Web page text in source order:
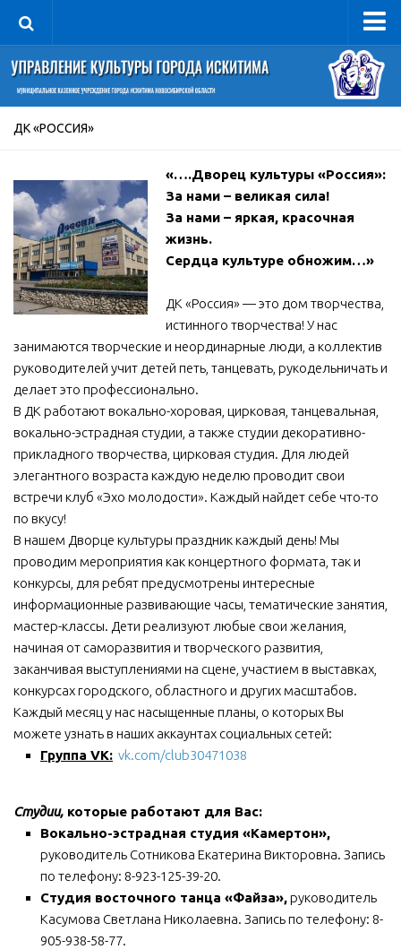
Управление
Руководитель
Сведения об организации
Книга почета культуры
Фотогалерея
Документы
Учредительные документы
Правовая база
Противодействие коррупции
Отчеты о деятельности
Учреждения культуры
МБУ Дом культуры «Октябрь»
МБОУ ДО «Детская школа искусств»
МБОУ ДО «Детская музыкальная школа»
МБУК «Искитимский городской историко-художественный
музей»
МБУ Парк культуры и отдыха им. И.В. Коротеева
МБУК «Централизованная библиотечная система»
ДК «Россия»
Независимая оценка качества
Контакты
ДК «РОССИЯ»
«….Дворец культуры «Россия»:
За нами – великая сила!
За нами – яркая, красочная
жизнь.
Сердца культуре обножим…»
ДК «Россия» — это дом творчества,
истинного творчества! У нас
занимаются творческие и неординарные люди, а коллектив
руководителей учит детей петь, танцевать, рукодельничать и
делает это профессионально.
В ДК работают вокально-хоровая, цирковая, танцевальная,
вокально-эстрадная студии, а также студии декоративно-
прикладного творчества, цирковая студия. Для людей
элегантного возраста каждую неделю проводит свои
встречи клуб «Эхо молодости». Каждый найдет себе что-то
по вкусу!
В нашем Дворце культуры праздник каждый день! Мы
проводим мероприятия как концертного формата, так и
конкурсы, для ребят предусмотрены интересные
информационные развивающие часы, тематические занятия,
мастер-классы. Дети реализуют любые свои желания,
начиная от саморазвития и творческого развития,
заканчивая выступлениями на сцене, участием в выставках,
конкурсах городского, областного и других масштабов.
Каждый месяц у нас насыщенные планы, о которых Вы
можете узнать в наших аккаунтах социальных сетей:
Группа VK: vk.com/club30471038
Студии, которые работают для Вас:
Вокально-эстрадная студия «Камертон»,
руководитель Сотникова Екатерина Викторовна. Запись
по телефону: 8-923-125-39-20.
Студия восточного танца «Файза»,руководитель
Касумова Светлана Николаевна. Запись по телефону: 8-
905-938-58-77.